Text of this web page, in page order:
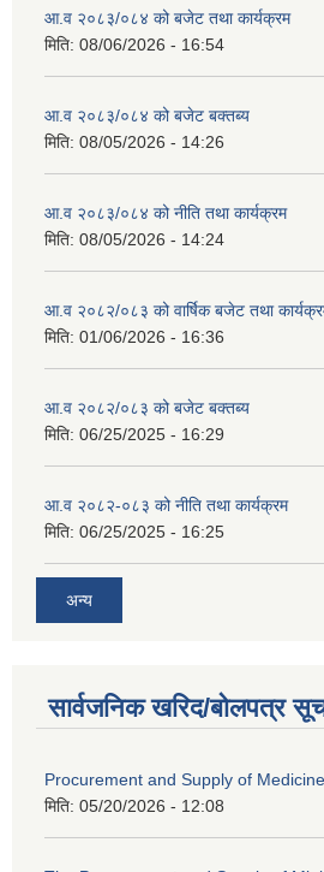
आ.व २०८३/०८४ को बजेट तथा कार्यक्रम
मिति: 08/06/2026 - 16:54
आ.व २०८३/०८४ को बजेट बक्तब्य
मिति: 08/05/2026 - 14:26
आ.व २०८३/०८४ को नीति तथा कार्यक्रम
मिति: 08/05/2026 - 14:24
आ.व २०८२/०८३ को वार्षिक बजेट तथा
मिति: 01/06/2026 - 16:36
आ.व २०८२/०८३ को बजेट बक्तब्य
मिति: 06/25/2025 - 16:29
आ.व २०८२-०८३ को नीति तथा कार्यक्रम
मिति: 06/25/2025 - 16:25
अन्य
सार्वजनिक खरिद/बोलपत्र
Procurement and Supply of
मिति: 05/20/2026 - 12:08